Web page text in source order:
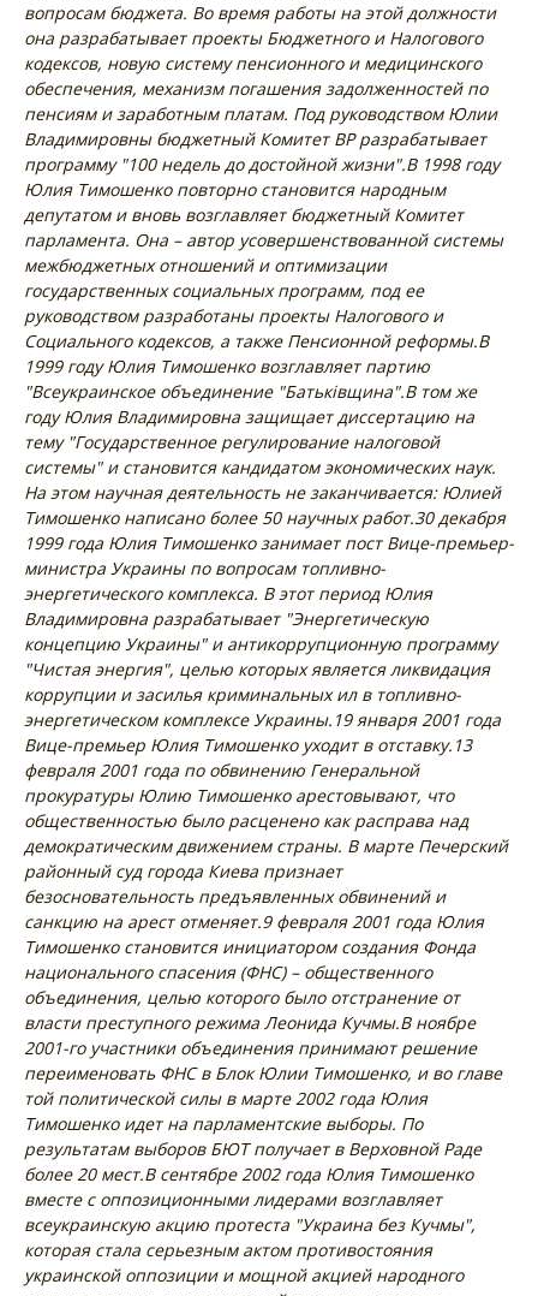
вопросам бюджета. Во время работы на этой должности
она разрабатывает проекты Бюджетного и Налогового
кодексов, новую систему пенсионного и медицинского
обеспечения, механизм погашения задолженностей по
пенсиям и заработным платам. Под руководством Юлии
Владимировны бюджетный Комитет ВР разрабатывает
программу "100 недель до достойной жизни".В 1998 году
Юлия Тимошенко повторно становится народным
депутатом и вновь возглавляет бюджетный Комитет
парламента. Она – автор усовершенствованной системы
межбюджетных отношений и оптимизации
государственных социальных программ, под ее
руководством разработаны проекты Налогового и
Социального кодексов, а также Пенсионной реформы.В
1999 году Юлия Тимошенко возглавляет партию
"Всеукраинское объединение "Батьківщина".В том же
году Юлия Владимировна защищает диссертацию на
тему "Государственное регулирование налоговой
системы" и становится кандидатом экономических наук.
На этом научная деятельность не заканчивается: Юлией
Тимошенко написано более 50 научных работ.30 декабря
1999 года Юлия Тимошенко занимает пост Вице-премьер-
министра Украины по вопросам топливно-
энергетического комплекса. В этот период Юлия
Владимировна разрабатывает "Энергетическую
концепцию Украины" и антикоррупционную программу
"Чистая энергия", целью которых является ликвидация
коррупции и засилья криминальных ил в топливно-
энергетическом комплексе Украины. 19 января 2001 года
Вице-премьер Юлия Тимошенко уходит в отставку. 13
февраля 2001 года по обвинению Генеральной
прокуратуры Юлию Тимошенко арестовывают, что
общественностью было расценено как расправа над
демократическим движением страны. В марте Печерский
районный суд города Киева признает
безосновательность предъявленных обвинений и
санкцию на арест отменяет.9 февраля 2001 года Юлия
Тимошенко становится инициатором создания Фонда
национального спасения (ФНС) – общественного
объединения, целью которого было отстранение от
власти преступного режима Леонида Кучмы.В ноябре
2001-го участники объединения принимают решение
переименовать ФНС в Блок Юлии Тимошенко, и во главе
той политической силы в марте 2002 года Юлия
Тимошенко идет на парламентские выборы. По
результатам выборов БЮТ получает в Верховной Раде
более 20 мест.В сентябре 2002 года Юлия Тимошенко
вместе с оппозиционными лидерами возглавляет
всеукраинскую акцию протеста "Украина без Кучмы",
которая стала серьезным актом противостояния
украинской оппозиции и мощной акцией народного